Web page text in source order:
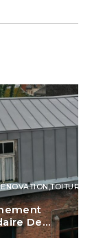
,TOITURES
De